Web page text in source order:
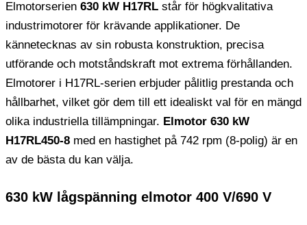
Elmotorserien 630 kW H17RL står för högkvalitativa
industrimotorer för krävande applikationer. De
kännetecknas av sin robusta konstruktion, precisa
utförande och motståndskraft mot extrema förhållanden.
Elmotorer i H17RL-serien erbjuder pålitlig prestanda och
hållbarhet, vilket gör dem till ett idealiskt val för en mängd
olika industriella tillämpningar. Elmotor 630 kW
H17RL450-8 med en hastighet på 742 rpm (8-polig) är en
av de bästa du kan välja.
630 kW lågspänning elmotor 400 V/690 V